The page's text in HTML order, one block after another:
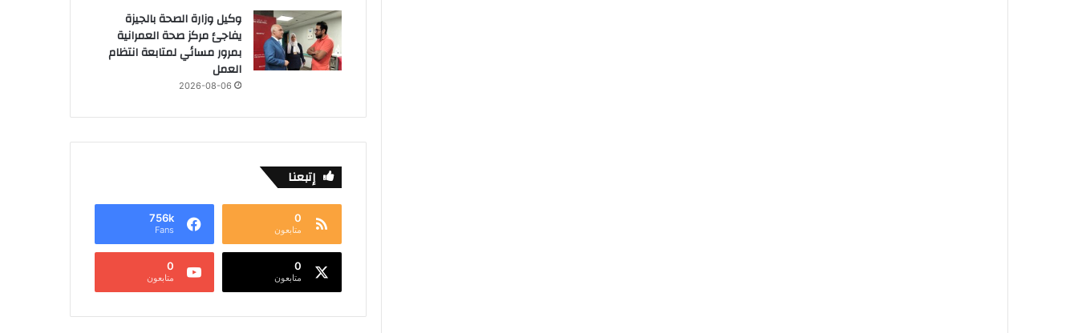
وكيل وزارة الصحة بالجيزة
يفاجئ مركز صحة العمرانية
بمرور مسائي لمتابعة انتظام
العمل
2026-08-06
إتبعنا
0
متابعون
756k
Fans
0
متابعون
0
متابعون